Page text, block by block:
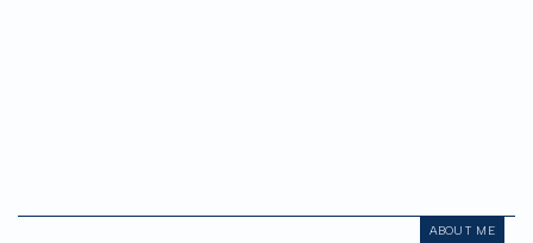
ABOUT ME